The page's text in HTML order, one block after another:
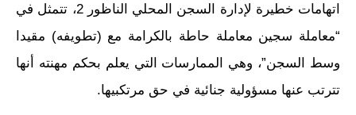
اتهامات خطيرة لإدارة السجن المحلي الناظور 2، تتمثل في
“معاملة سجين معاملة حاطة بالكرامة مع (تطويفه) مقيدا
وسط السجن”، وهي الممارسات التي يعلم بحكم مهنته أنها
تترتب عنها مسؤولية جنائية في حق مرتكبيها.